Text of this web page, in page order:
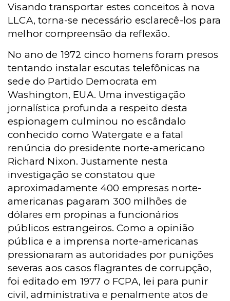
Visando transportar estes conceitos à nova
LLCA, torna-se necessário esclarecê-los para
melhor compreensão da reflexão.
No ano de 1972 cinco homens foram presos
tentando instalar escutas telefônicas na
sede do Partido Democrata em
Washington, EUA. Uma investigação
jornalística profunda a respeito desta
espionagem culminou no escândalo
conhecido como Watergate e a fatal
renúncia do presidente norte-americano
Richard Nixon. Justamente nesta
investigação se constatou que
aproximadamente 400 empresas norte-
americanas pagaram 300 milhões de
dólares em propinas a funcionários
públicos estrangeiros. Como a opinião
pública e a imprensa norte-americanas
pressionaram as autoridades por punições
severas aos casos flagrantes de corrupção,
foi editado em 1977 o FCPA, lei para punir
civil, administrativa e penalmente atos de